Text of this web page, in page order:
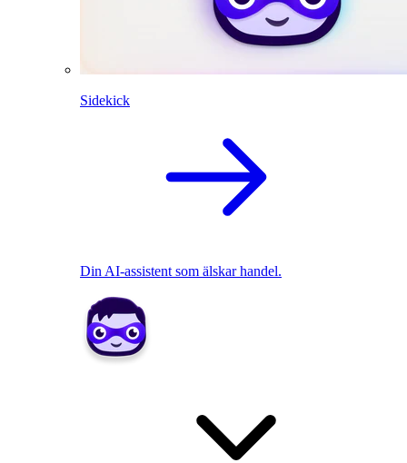
Sidekick
Din AI-assistent som älskar handel.